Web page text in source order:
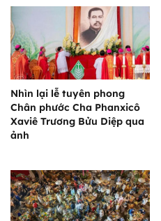
Nhìn lại lễ tuyên phong
Chân phước Cha Phanxicô
Xaviê Trương Bửu Diệp qua
ảnh